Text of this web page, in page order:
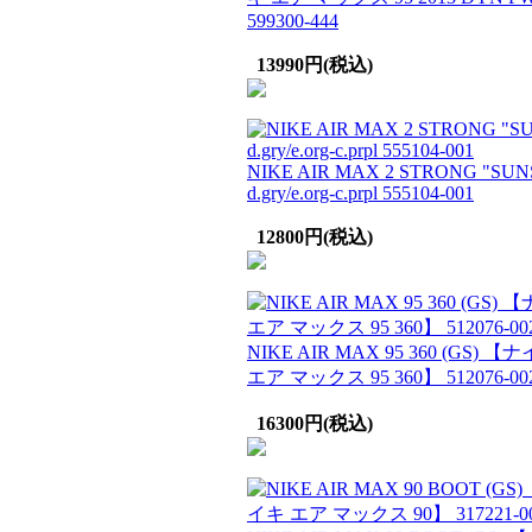
599300-444
13990円(税込)
NIKE AIR MAX 2 STRONG
d.gry/e.org-c.prpl 555104-001
12800円(税込)
NIKE AIR MAX 95 360 (GS) 【ナ
エア マックス 95 360】 512076-
16300円(税込)